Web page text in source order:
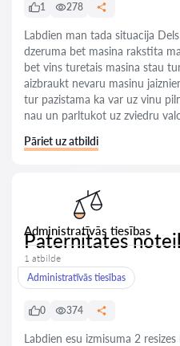
1 278
Labdien man tada situacija
dzeruma bet masina rakstita
bet vins turetais masina stau
aizbraukt nevaru masinu
tur pazistama ka var uz vinu
nau un parltukot uz zviedru
Pāriet uz atbildi
Administratīvās tiesības
Paternitates
1 atbilde
Administratīvās tiesības
0 374
Labdien esu izmisuma 2